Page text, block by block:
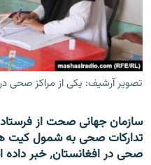
تماس
صفحه پشتو
Azadi English
تصویر آرشیف: یکی از مراکز صحی
تدارکات صحی به شمول کیت
صحی در افغانستان٬ خبر داده است.